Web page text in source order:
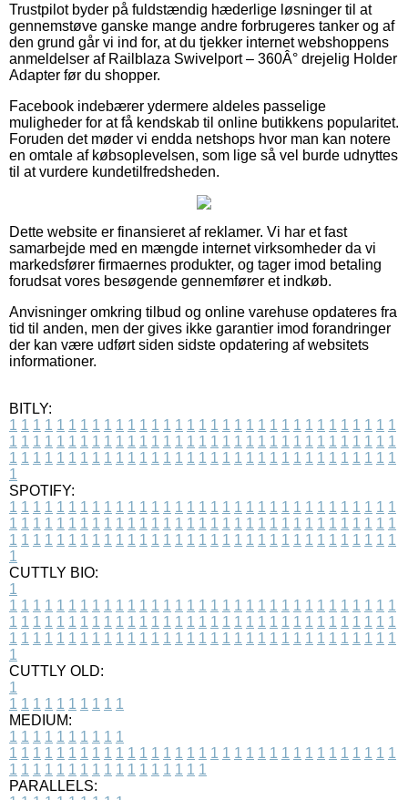
Trustpilot byder på fuldstændig hæderlige løsninger til at
gennemstøve ganske mange andre forbrugeres tanker og af
den grund går vi ind for, at du tjekker internet webshoppens
anmeldelser af Railblaza Swivelport – 360Â° drejelig Holder
Adapter før du shopper.
Facebook indebærer ydermere aldeles passelige
muligheder for at få kendskab til online butikkens popularitet.
Foruden det møder vi endda netshops hvor man kan notere
en omtale af købsoplevelsen, som lige så vel burde udnyttes
til at vurdere kundetilfredsheden.
Dette website er finansieret af reklamer. Vi har et fast
samarbejde med en mængde internet virksomheder da vi
markedsfører firmaernes produkter, og tager imod betaling
forudsat vores besøgende gennemfører et indkøb.
Anvisninger omkring tilbud og online varehuse opdateres fra
tid til anden, men der gives ikke garantier imod forandringer
der kan være udført siden sidste opdatering af websitets
informationer.
BITLY:
1 1 1 1 1 1 1 1 1 1 1 1 1 1 1 1 1 1 1 1 1 1 1 1 1 1 1 1 1 1 1 1 1
1 1 1 1 1 1 1 1 1 1 1 1 1 1 1 1 1 1 1 1 1 1 1 1 1 1 1 1 1 1 1 1 1
1 1 1 1 1 1 1 1 1 1 1 1 1 1 1 1 1 1 1 1 1 1 1 1 1 1 1 1 1 1 1 1 1
1
SPOTIFY:
1 1 1 1 1 1 1 1 1 1 1 1 1 1 1 1 1 1 1 1 1 1 1 1 1 1 1 1 1 1 1 1 1
1 1 1 1 1 1 1 1 1 1 1 1 1 1 1 1 1 1 1 1 1 1 1 1 1 1 1 1 1 1 1 1 1
1 1 1 1 1 1 1 1 1 1 1 1 1 1 1 1 1 1 1 1 1 1 1 1 1 1 1 1 1 1 1 1 1
1
CUTTLY BIO:
1
1 1 1 1 1 1 1 1 1 1 1 1 1 1 1 1 1 1 1 1 1 1 1 1 1 1 1 1 1 1 1 1 1
1 1 1 1 1 1 1 1 1 1 1 1 1 1 1 1 1 1 1 1 1 1 1 1 1 1 1 1 1 1 1 1 1
1 1 1 1 1 1 1 1 1 1 1 1 1 1 1 1 1 1 1 1 1 1 1 1 1 1 1 1 1 1 1 1 1
1
CUTTLY OLD:
1
1 1 1 1 1 1 1 1 1 1
MEDIUM:
1 1 1 1 1 1 1 1 1 1
1 1 1 1 1 1 1 1 1 1 1 1 1 1 1 1 1 1 1 1 1 1 1 1 1 1 1 1 1 1 1 1 1
1 1 1 1 1 1 1 1 1 1 1 1 1 1 1 1 1
PARALLELS: